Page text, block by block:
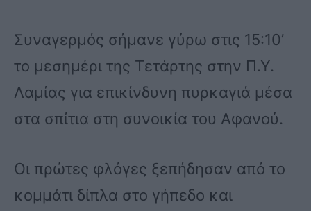
Συναγερμός σήμανε γύρω στις 15:10’
το μεσημέρι της Τετάρτης στην Π.Υ.
Λαμίας για επικίνδυνη πυρκαγιά μέσα
στα σπίτια στη συνοικία του Αφανού.
Οι πρώτες φλόγες ξεπήδησαν από το
κομμάτι δίπλα στο γήπεδο και